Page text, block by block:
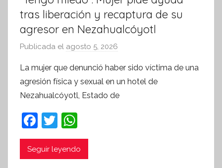
tras liberación y recaptura de su
agresor en Nezahualcóyotl
Publicada el agosto 5, 2026
r
S
í
La mujer que denunció haber sido víctima de una
agresión física y sexual en un hotel de
Nezahualcóyotl, Estado de
F
a
c
T
w
itt
h
at
Seguir leyendo